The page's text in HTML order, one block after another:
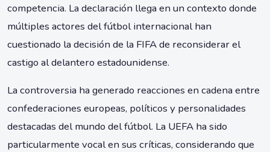
competencia. La declaración llega en un contexto donde
múltiples actores del fútbol internacional han
cuestionado la decisión de la FIFA de reconsiderar el
castigo al delantero estadounidense.
La controversia ha generado reacciones en cadena entre
confederaciones europeas, políticos y personalidades
destacadas del mundo del fútbol. La UEFA ha sido
particularmente vocal en sus críticas, considerando que